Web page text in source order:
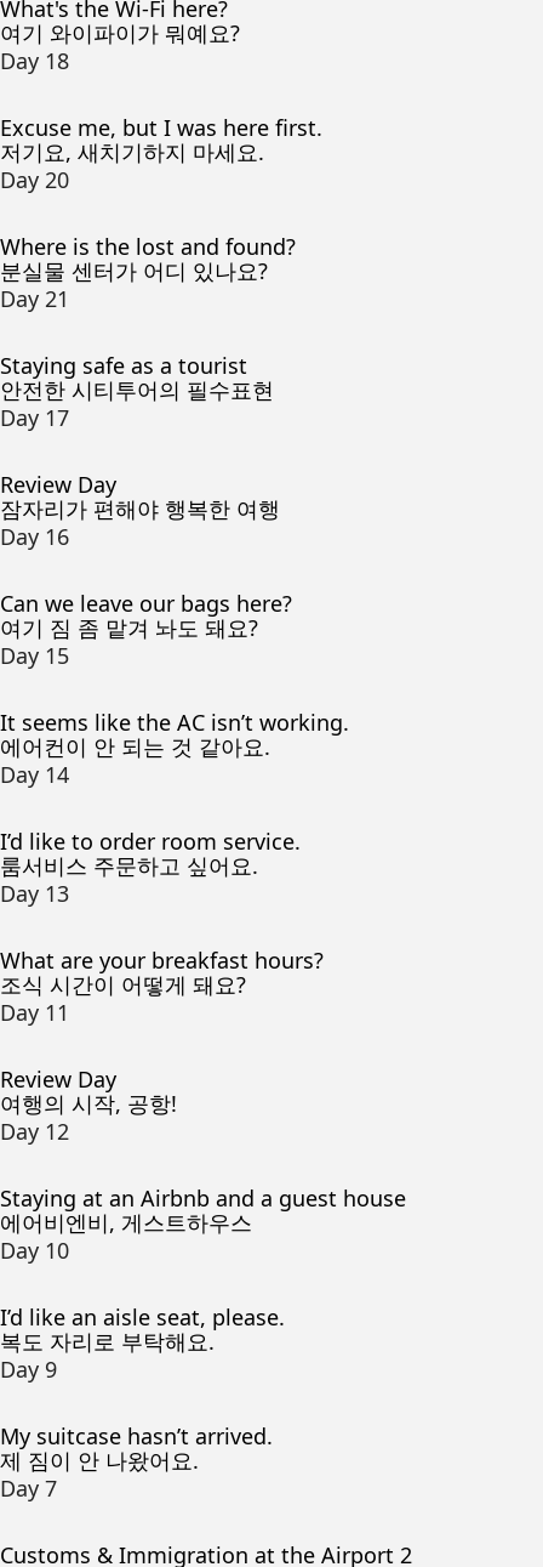
What's the Wi-Fi here?
여기 와이파이가 뭐예요?
Day 18
Excuse me, but I was here first.
저기요, 새치기하지 마세요.
Day 20
Where is the lost and found?
분실물 센터가 어디 있나요?
Day 21
Staying safe as a tourist
안전한 시티투어의 필수표현
Day 17
Review Day
잠자리가 편해야 행복한 여행
Day 16
Can we leave our bags here?
여기 짐 좀 맡겨 놔도 돼요?
Day 15
It seems like the AC isn’t working.
에어컨이 안 되는 것 같아요.
Day 14
I’d like to order room service.
룸서비스 주문하고 싶어요.
Day 13
What are your breakfast hours?
조식 시간이 어떻게 돼요?
Day 11
Review Day
여행의 시작, 공항!
Day 12
Staying at an Airbnb and a guest house
에어비엔비, 게스트하우스
Day 10
I’d like an aisle seat, please.
복도 자리로 부탁해요.
Day 9
My suitcase hasn’t arrived.
제 짐이 안 나왔어요.
Day 7
Customs & Immigration at the Airport 2